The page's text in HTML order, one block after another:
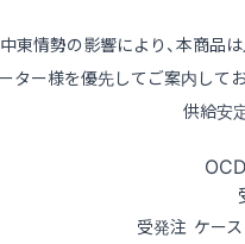
東情勢の影響により、本商品
ター様を優先してご案内して
供給安
OCD
受発注 ケー